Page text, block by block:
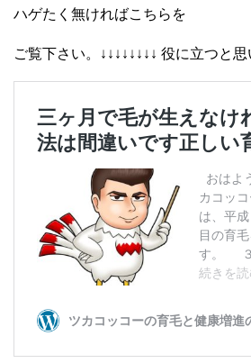
ハゲたく無ければこちらを
ご覧下さい。↓↓↓↓↓↓↓↓ 役に立つと思